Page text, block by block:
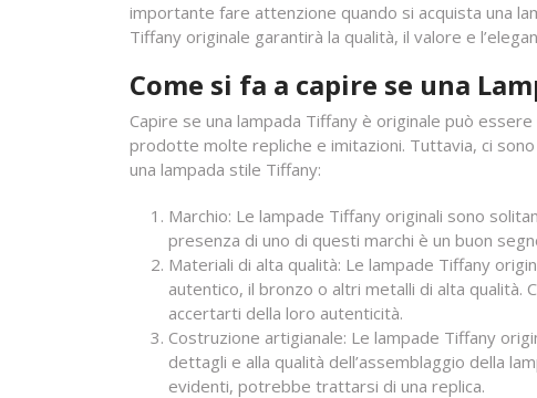
importante fare attenzione quando si acquista una
Tiffany originale garantirà la qualità, il valore e
Come si fa a capire se una
Capire se una lampada Tiffany è originale può
prodotte molte repliche e imitazioni. Tuttavia, ci
una lampada stile Tiffany:
Marchio: Le lampade Tiffany originali sono
presenza di uno di questi marchi è un buon
Materiali di alta qualità: Le lampade Tiffany
autentico, il bronzo o altri metalli di alta qualità.
accertarti della loro autenticità.
Costruzione artigianale: Le lampade Tiffany
dettagli e alla qualità dell’assemblaggio della
evidenti, potrebbe trattarsi di una replica.